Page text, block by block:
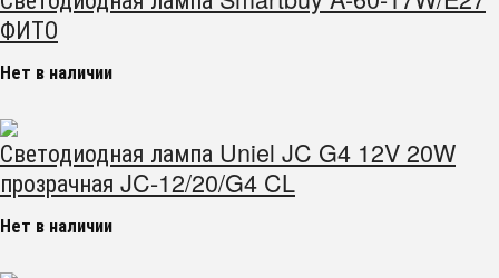
ФИТО
Нет в наличии
Светодиодная лампа Uniel JC G4 12V 20W
прозрачная JC-12/20/G4 CL
Нет в наличии